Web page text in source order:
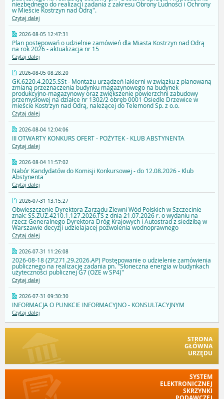
niezbędnego do realizacji zadania z zakresu Obrony Ludności i Ochrony
w Mieście Kostrzyn nad Odrą".
Czytaj dalej
2026-08-05 12:47:31
Plan postępowań o udzielnie zamówień dla Miasta Kostrzyn nad Odrą
na rok 2026 - aktualizacja nr 15
Czytaj dalej
2026-08-05 08:28:20
GK.6220.4.2025.SSt - Montażu urządzeń lakierni w związku z planowaną
zmianą przeznaczenia budynku magazynowego na budynek
produkcyjno-magazynowy oraz zwiększenie powierzchni zabudowy
przemysłowej na działce nr 1302/2 obręb 0001 Osiedle Drzewice w
mieście Kostrzyn nad Odrą, należącej do Telemond Sp. z o.o.
Czytaj dalej
2026-08-04 12:04:06
III OTWARTY KONKURS OFERT - POŻYTEK - KLUB ABSTYNENTA
Czytaj dalej
2026-08-04 11:57:02
Nabór Kandydatów do Komisji Konkursowej - do 12.08.2026 - Klub
Abstynenta
Czytaj dalej
2026-07-31 13:15:27
Obwieszczenie Dyrektora Zarządu Zlewni Wód Polskich w Szczecinie
znak: SS.ZUZ.4210.1.127.2026.TS z dnia 21.07.2026 r. o wydaniu na
rzecz Generalnego Dyrektora Dróg Krajowych i Autostrad z siedzibą w
Warszawie decyzji udzielajacej pozwolenia wodnoprawnego
Czytaj dalej
2026-07-31 11:26:08
2026-08-18 (ZP.271.29.2026.AP) Postępowanie o udzielenie zamówienia
publicznego na realizację zadania pn. "Słoneczna energia w budynkach
użyteczności publicznej G7 (OZE w SP4)"
Czytaj dalej
2026-07-31 09:30:30
INFORMACJA O PUNKCIE INFORMACYJNO - KONSULTACYJNYM
Czytaj dalej
STRONA
GŁÓWNA
URZĘDU
SYSTEM
ELEKTRONICZNEJ
SKRZYNKI